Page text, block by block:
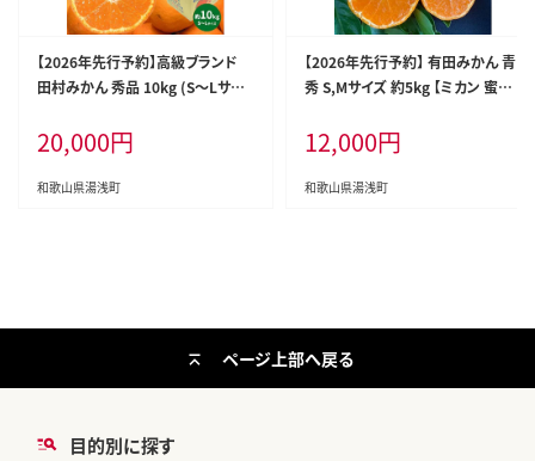
【2026年先行予約】高級ブランド
田村みかん 秀品 10kg (S～Lサイ
州みかん 有田みかん】_DN6015
20,000円
和歌山県湯浅町
【2026年先行予約】 有田みかん 青
秀 S,Мサイズ 約5kg 【ミカン 蜜柑
山 贈答 ギフト】_BF6009n
12,000円
和歌山県湯浅町
目的別に探す
ページ上部へ戻る